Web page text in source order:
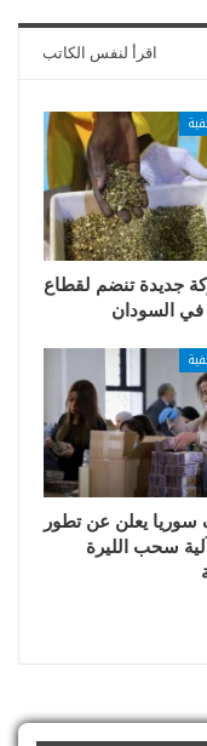
اقرأ لنفس الكاتب
جديدة تنضم لقطاع
في السودان
يعلن عن تطور
سحب الليرة